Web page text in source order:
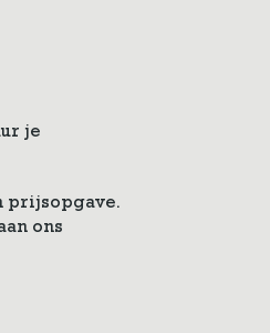
je
prijsopgave.
ons